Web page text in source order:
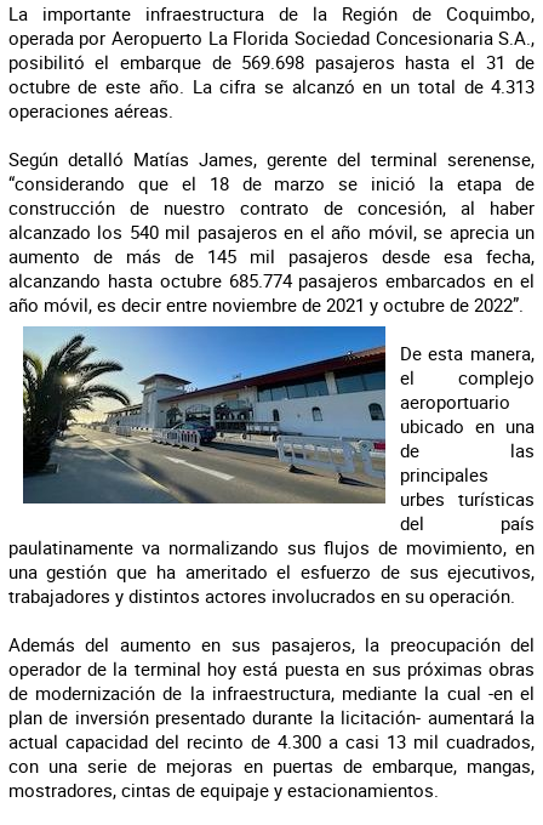
La importante infraestructura de la Región de Coquimbo,
operada por Aeropuerto La Florida Sociedad Concesionaria S.A.,
posibilitó el embarque de 569.698 pasajeros hasta el 31 de
octubre de este año. La cifra se alcanzó en un total de 4.313
operaciones aéreas.
Según detalló Matías James, gerente del terminal serenense,
“considerando que el 18 de marzo se inició la etapa de
construcción de nuestro contrato de concesión, al haber
alcanzado los 540 mil pasajeros en el año móvil, se aprecia un
aumento de más de 145 mil pasajeros desde esa fecha,
alcanzando hasta octubre 685.774 pasajeros embarcados en el
año móvil, es decir entre noviembre de 2021 y octubre de 2022”.
De esta manera,
el complejo
aeroportuario
ubicado en una
de las
principales
urbes turísticas
del país
paulatinamente va normalizando sus flujos de movimiento, en
una gestión que ha ameritado el esfuerzo de sus ejecutivos,
trabajadores y distintos actores involucrados en su operación.
Además del aumento en sus pasajeros, la preocupación del
operador de la terminal hoy está puesta en sus próximas obras
de modernización de la infraestructura, mediante la cual -en el
plan de inversión presentado durante la licitación- aumentará la
actual capacidad del recinto de 4.300 a casi 13 mil cuadrados,
con una serie de mejoras en puertas de embarque, mangas,
mostradores, cintas de equipaje y estacionamientos.